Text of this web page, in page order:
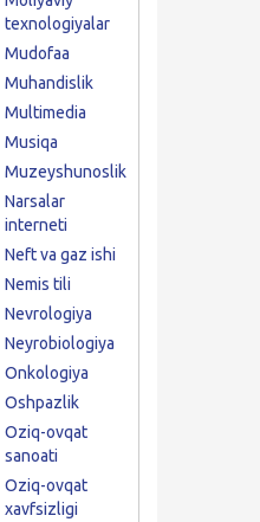
texnologiyalar
Mudofaa
Muhandislik
Multimedia
Musiqa
Muzeyshunoslik
Narsalar
interneti
Neft va gaz ishi
Nemis tili
Nevrologiya
Neyrobiologiya
Onkologiya
Oshpazlik
Oziq-ovqat
sanoati
Oziq-ovqat
xavfsizligi